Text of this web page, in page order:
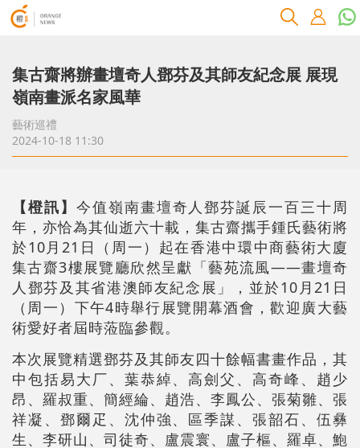
集古齋將辦畫壇奇人鄧芬及其師友紀念展 展現
嶺南畫派名家風華
藝術巡禮
2024-10-18 11:30
【橙訊】 今值嶺南畫壇奇人鄧芬誕辰一百三十周
年，亦恰為其仙逝六十載，集古齋攜手鍾氏藝術將
於10月21日（周一）起在香港中環中商藝術大廈
集古齋3樓展覽廳欣然呈獻「藝苑流風——畫壇奇
人鄧芬及其省港澳師友紀念展」，並於10月21日
（周一）下午4時舉行展覽開幕酒會，歡迎廣大藝
術愛好者屆時蒞臨參觀。
本次展覽精選鄧芬及其師友四十餘幅書畫作品，其
中包括易大厂、葉恭綽、高劍父、高奇峰、趙少
昂、羅叔重、簡經綸、趙浩、李鳳公、張菊雛、張
祥凝、鄧爾疋、沈仲強、區季謀、張韶石、伍彝
生、李研山、司徒奇、盧震寰、盧子樞、羅卓、鮑